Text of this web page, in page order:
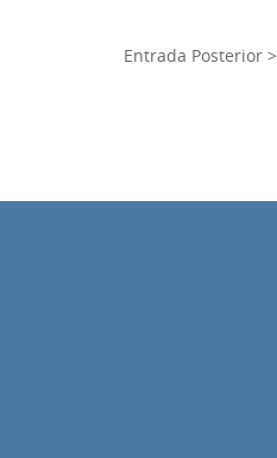
Entrada Posterior >